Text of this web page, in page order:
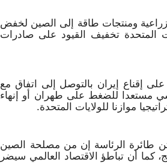
ومنتجات طاقة إلى الصين لخفض
المتحدة تخفيف القيود على صادرات
إقناع إيران بالتوصل إلى اتفاق مع
مستعدا للضغط على طهران أو إنهاء
موازنا للولايات المتحدة.
طائرة الرئاسة إن من مصلحة الصين
كما أن تباطؤ الاقتصاد العالمي سيضر